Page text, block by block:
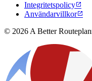
Integritetspolicy
Användarvillkor
© 2026 A Better